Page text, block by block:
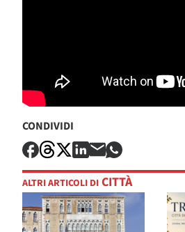
CONDIVIDI
ALTRI ARTICOLI DI CITTÀ